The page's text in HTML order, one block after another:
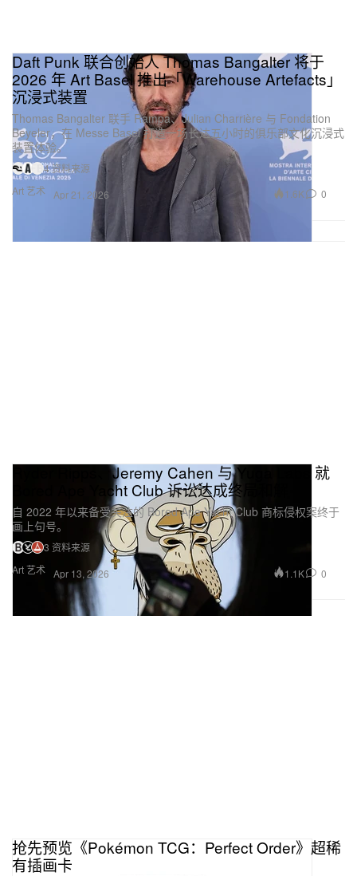
Art 艺术
Daft Punk 联合创始人 Thomas Bangalter 将于
2026 年 Art Basel 推出「Warehouse Artefacts」
沉浸式装置
Thomas Bangalter 联手 Rampa、Julian Charrière 与 Fondation
Beyeler，在 Messe Basel 打造一场长达五小时的俱乐部文化沉浸式
装置体验。
4 资料来源
Apr 21, 2026
1.6K 0
Art 艺术
Ryder Ripps、Jeremy Cahen 与 Yuga Labs 就
Bored Ape Yacht Club 诉讼达成终局和解
自 2022 年以来备受关注的 Bored Ape Yacht Club 商标侵权案终于
画上句号。
3 资料来源
Apr 13, 2026
1.1K 0
抢先预览《Pokémon TCG：Perfect Order》超稀
有插画卡